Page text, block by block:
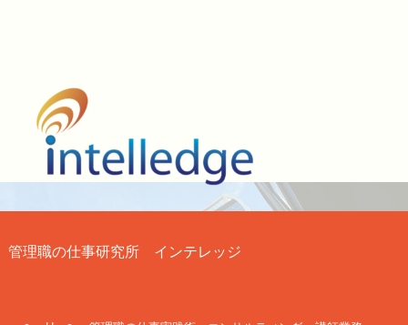
管理職の仕事研究所 インテレッジ